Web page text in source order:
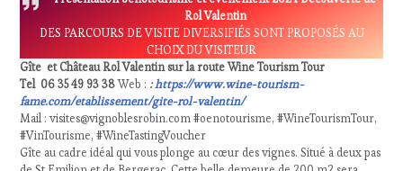
Rol Valentin
DES PARCOURS DE VISITE DIVERSIFIÉS SONT PROPOSÉS AU
CHOIX DU VISITEUR
Gîte et Château Rol Valentin sur la route Wine Tourism Tour
Tel 06 35 49 93 38Web : :https://www.wine-tourism-
fame.com/etablissement/gite-rol-valentin/
Mail : visites@vignoblesrobin.com #oenotourisme, #WineTourismTour,
#VinTourisme, #WineTastingVoucher
Gîte au cadre idéal qui vous plonge au cœur des vignes. Situé à deux pas